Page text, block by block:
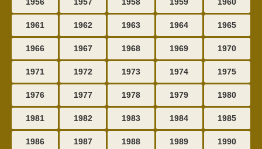
1961 1962 1963 1964 1965
1966 1967 1968 1969 1970
1971 1972 1973 1974 1975
1976 1977 1978 1979 1980
1981 1982 1983 1984 1985
1986 1987 1988 1989 1990